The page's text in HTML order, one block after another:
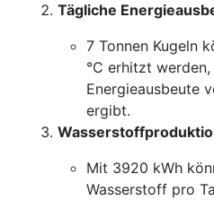
Tägliche
7 Tonnen Kugeln
°C erhitzt
Energieausbeute
ergibt.
Mit 3920 kWh
Wasserstoff pro